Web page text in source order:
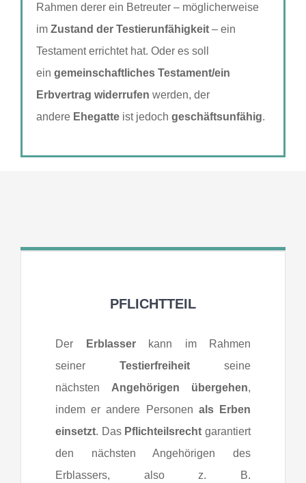
Rahmen derer ein Betreuter – möglicherweise
im Zustand der Testierunfähigkeit – ein
Testament errichtet hat. Oder es soll
ein gemeinschaftliches Testament/ein
Erbvertrag widerrufen werden, der
andere Ehegatte ist jedoch geschäftsunfähig.
PFLICHTTEIL
Der Erblasserkann im Rahmen
seiner Testierfreiheit seine
nächsten Angehörigen übergehen,
indem er andere Personen als Erben
einsetzt. Das Pflichteilsrecht garantiert
den nächsten Angehörigen des
Erblassers, also z. B.